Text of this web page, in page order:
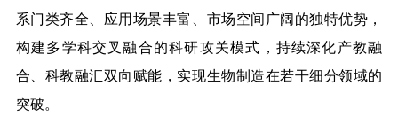
系门类齐全、应用场景丰富、市场空间广阔的独特优势，
构建多学科交叉融合的科研攻关模式，持续深化产教融
合、科教融汇双向赋能，实现生物制造在若干细分领域的
突破。